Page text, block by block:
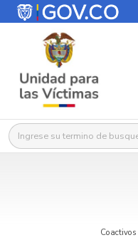
Buscar:
Coactivos